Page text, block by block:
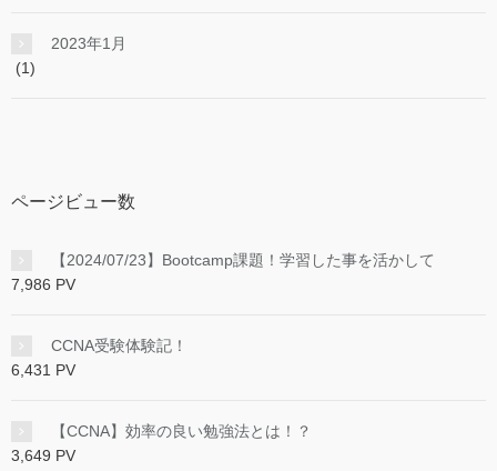
2023年1月
(1)
ページビュー数
【2024/07/23】Bootcamp課題！学習した事を活かして
7,986 PV
CCNA受験体験記！
6,431 PV
【CCNA】効率の良い勉強法とは！？
3,649 PV